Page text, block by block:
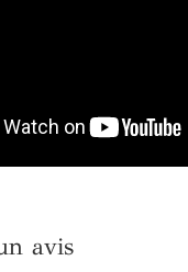
avis